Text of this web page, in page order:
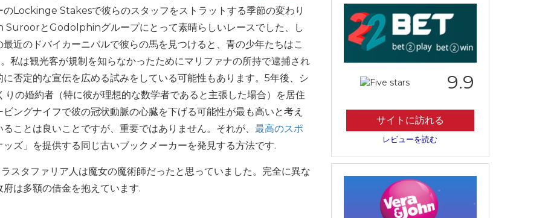
のLockinge Stakesで彼らのスタッフをストラットする季節の変わり
SuroorとGodolphinグループにとって素晴らしいレースでした、し
近のドバイカーニバルで彼らの馬を見つけると、青の少年たちはこ
私は観光客が規制を知らなかったためにマリファナの所持で逮捕され
否定的な宣伝を広める試みをしている可能性もあります。5年後、シ
の婚約者（特に彼が理想的な数学者であると主張した場合）を居住
ングナイフで彼の冠状動脈の心臓を下げる可能性が最も高いと考え
ことは良いことですが、重要ではありません。それが、 最高のスポ
ズ」を提供する同じ古いブックメーカーを発見する方法です.
タファリア人は魔女の魔術師だったと思っていました。完全に異な
は多額の借金を抱えています.
9.9
サイトに訪れる
レビューを読む